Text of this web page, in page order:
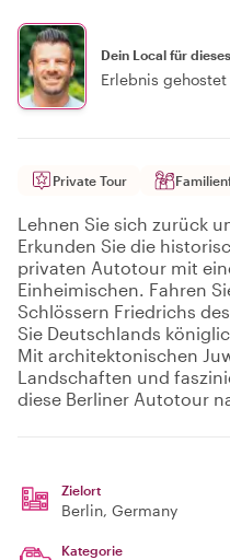
Dein Local für
Erlebnis gehostet
Private Tour
Lehnen Sie sich zurück
Erkunden Sie die
privaten Autotour mit
Einheimischen. Fahren
Schlössern Friedrichs
Sie Deutschlands
Mit architektonischen
Landschaften und
diese Berliner Autotour
Zielort
Berlin, Germany
Kategorie